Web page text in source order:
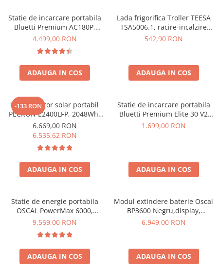
Componente sisteme de balcon
Statie de incarcare portabila
Bluetti Premium AC180P,
Ecran LCD, 1800W, 1440Wh,
4.499,00 RON
ADAUGA IN COS
Lada frigorifica Troller TEESA
TSA5006.1, racire-incalzire
35L, alimentare bricheta auto
542,90 RON
ADAUGA IN COS
-133 RON
Kit generator solar portabil
PECRON E2400LFP, 2048Wh,
2400W, 230V, Incarcare super
rapida, LiFePO4, Controler
MPPT dublu, Protectie BMS +
Panou solar 200W
6.669,00 RON
6.535,62 RON
ADAUGA IN COS
Statie de incarcare portabila
Bluetti Premium Elite 30 V2
600W 320Wh
1.699,00 RON
ADAUGA IN COS
Statie de energie portabila
OSCAL PowerMax 6000,
6000W (9000W varf), baterie
rapida in 1.96h, 14 porturi,
USB-C 100W, control
inteligent la distanta,
functionalitate UPS
9.569,00 RON
ADAUGA IN COS
Modul extindere baterie Oscal
BP3600 Negru,display,
compatibil cu Oscal
6.949,00 RON
ADAUGA IN COS